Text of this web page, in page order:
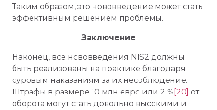
Таким образом, это нововведение может стать
эффективным решением проблемы.
Заключение
Наконец, все нововведения NIS2 должны
быть реализованы на практике благодаря
суровым наказаниям за их несоблюдение.
Штрафы в размере 10 млн евро или 2 % [20] от
оборота могут стать довольно высокими и